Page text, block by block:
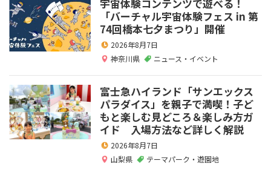
宇宙体験コンテンツで遊べる！
「バーチャル宇宙体験フェス in 第
74回橋本七夕まつり」開催
2026年8月7日
神奈川県
ニュース・イベント
富士急ハイランド「サンエックス
パラダイス」を親子で満喫！子ど
もと楽しむ見どころ＆楽しみ方ガ
イド 入場方法など詳しく解説
2026年8月7日
山梨県
テーマパーク・遊園地